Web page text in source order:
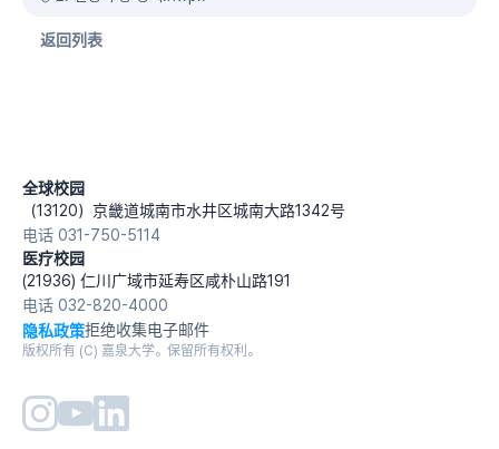
返回列表
全球校园
（13120）京畿道城南市水井区城南大路1342号
电话 031-750-5114
医疗校园
(21936) 仁川广域市延寿区咸朴山路191
电话 032-820-4000
隐私政策拒绝收集电子邮件
版权所有 (C) 嘉泉大学。保留所有权利。